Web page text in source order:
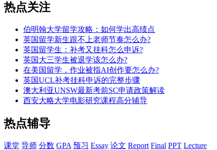
热点关注
伯明翰大学留学攻略：如何学出高绩点
英国留学新生跟不上老师节奏怎么办?
英国留学生：补考又挂科怎么申诉?
英国大三学生被退学该怎么办?
在美国留学，作业被指AI创作要怎么办?
英国UCL补考挂科申诉的完整步骤
澳大利亚UNSW最新考前SC申请政策解读
西安大略大学电影研究课程高分辅导
热点辅导
课堂 导师 分数 GPA 预习 Essay 论文 Report Final PPT Lecture